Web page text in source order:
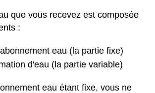
que vous recevez est composée
:
eau (la partie fixe)
d'eau (la partie variable)
eau étant fixe, vous ne